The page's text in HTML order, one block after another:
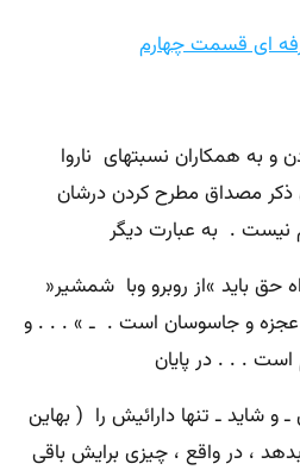
ای قسمت چهارم
و به همکاران نسبتهای ناروا
ذکر مصداق مطرح کردن درشان
نیست . به عبارت دیگر
حق باید »از روبرو وبا شمشیر«
عجزه و جاسوسان است . ـ » . . . و
. . . در پایان
ـ و شاید ـ تنها دارائیش را ( بهاین
، در واقع ، چیزی برایش باقی